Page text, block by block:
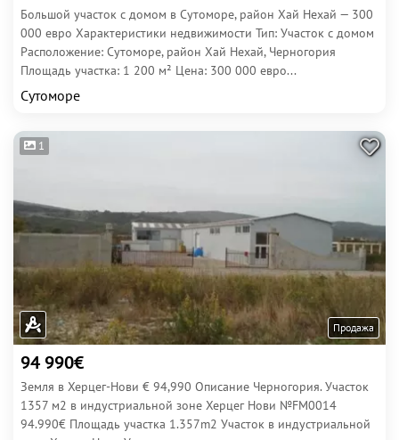
Большой участок с домом в Сутоморе, район Хай Нехай — 300
000 евро Характеристики недвижимости Тип: Участок с домом
Расположение: Сутоморе, район Хай Нехай, Черногория
Площадь участка: 1 200 м² Цена: 300 000 евро...
Сутоморе
1
Продажа
94 990€
Земля в Херцег-Нови € 94,990 Описание Черногория. Участок
1357 м2 в индустриальной зоне Херцег Нови №FM0014
94.990€ Площадь участка 1.357m2 Участок в индустриальной